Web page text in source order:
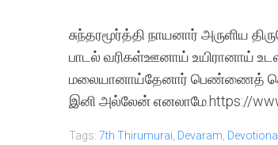
சுந்தரமூர்த்தி நாயனார் அருளிய
பாடல் வரிகள்ஊனாய் உயிரானாய்
மலையானாய்தேனார் பெண்ணைத்
இனி அல்லேன் எனலாமே.https://
Tags: 7th Thirumurai Devaram Devotional